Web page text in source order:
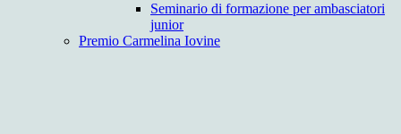
Seminario di formazione per ambasciatori
junior
Premio Carmelina Iovine